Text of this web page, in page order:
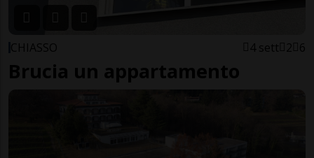
CHIASSO 4 sett 2 6
Brucia un appartamento